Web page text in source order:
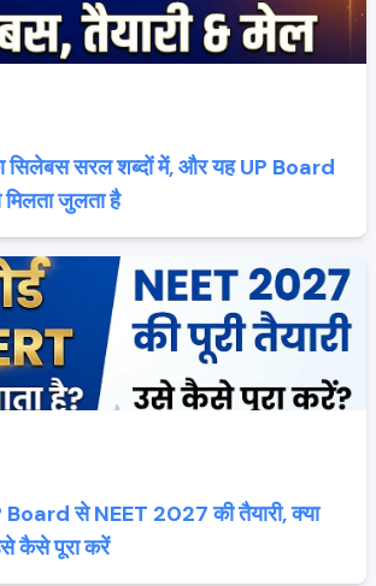
सरल शब्दों में, और यह UP Board
मिलता जुलता है
से NEET 2027 की तैयारी, क्या
कैसे पूरा करें